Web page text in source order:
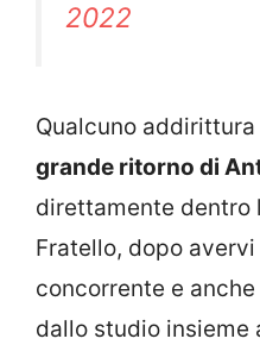
2022
Qualcuno
grande ritorno di
direttamente dentro
Fratello, dopo
concorrente e
dallo studio insieme